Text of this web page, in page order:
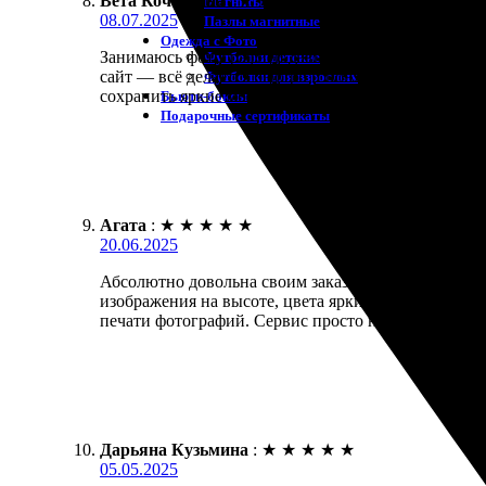
Пазлы магнитные
Одежда с Фото
Футболки детские
Футболки для взрослых
Бьюти-боксы
Подарочные сертификаты
08.07.2025
Занимаюсь фотографией давно и решила
сайт — всё делается быстро и понятно. Получила
сохранить яркие моменты! Обязательно закажу ещё!
Агата : ★ ★ ★ ★ ★
20.06.2025
Абсолютно довольна своим заказом. Печать
изображения на высоте, цвета яркие и
печати фотографий. Сервис просто на отлично!
Дарьяна Кузьмина : ★ ★ ★ ★ ★
05.05.2025